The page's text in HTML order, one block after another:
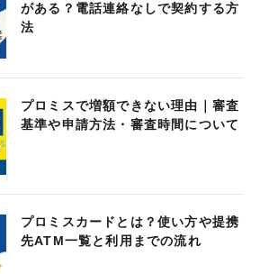
がある？電話連絡なしで契約する方
法
プロミスで増額できない理由｜審査
基準や申請方法・審査時間について
プロミスカードとは？使い方や提携
先ATM一覧と利用までの流れ